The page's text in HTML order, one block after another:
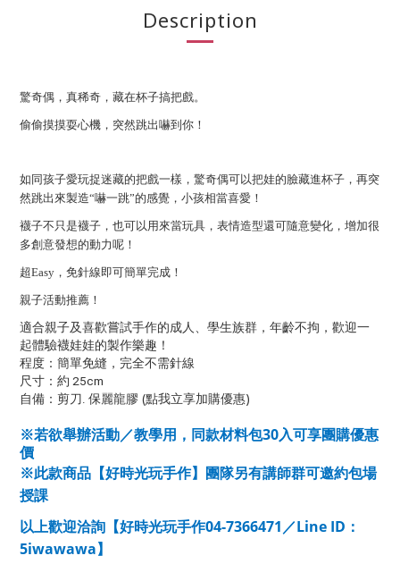
Description
驚奇偶，真稀奇，藏在杯子搞把戲。
偷偷摸摸耍心機，突然跳出嚇到你！
如同孩子愛玩捉迷藏的把戲一樣，驚奇偶可以把娃的臉藏進杯子，再突
然跳出來製造“嚇一跳”的感覺，小孩相當喜愛！
襪子不只是襪子，也可以用來當玩具，表情造型還可隨意變化，增加很
多創意發想的動力呢！
超Easy，免針線即可簡單完成！
親子活動推薦！
適合親子及喜歡嘗試手作的成人、學生族群，年齡不拘，歡迎一
起體驗襪娃娃的製作樂趣！
程度：簡單免縫，完全不需針線
尺寸：約 25cm
自備：剪刀. 保麗龍膠 (點我立享加購優惠)
※若欲舉辦活動／教學用，同款材料包30入可享團購優惠
價
※此款商品【好時光玩手作】團隊另有講師群可邀約包場
授課
以上歡迎洽詢【好時光玩手作04-7366471 ／Line ID ：
5iwawawa 】